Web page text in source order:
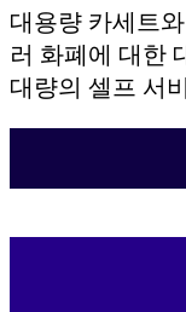
대용량 카세트
러 화폐에 대한
대량의 셀프 서